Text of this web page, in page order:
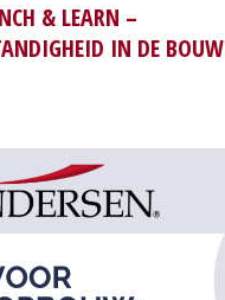
& LEARN –
IN DE BOUW